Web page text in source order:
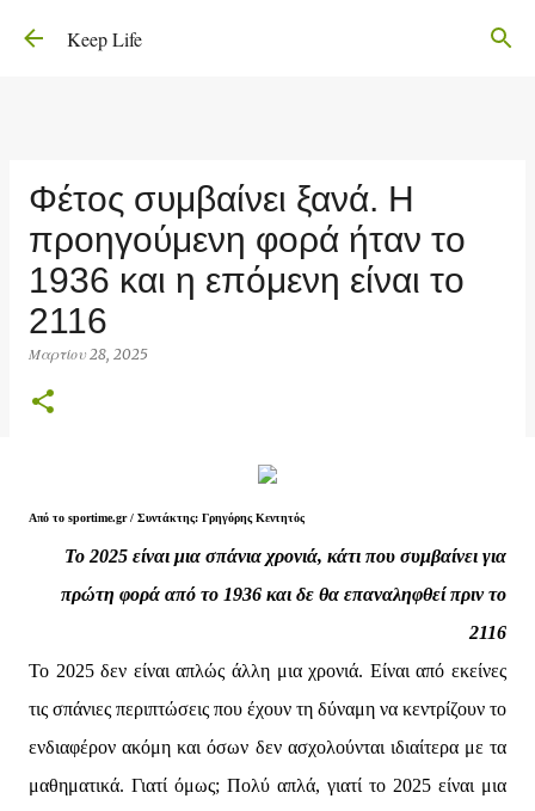
Μετάβαση στο κύριο περιεχόμενο
Keep Life
Φέτος συμβαίνει ξανά. Η
προηγούμενη φορά ήταν το
1936 και η επόμενη είναι το
2116
Μαρτίου 28, 2025
Από το sportime.gr / Συντάκτης: Γρηγόρης Κεντητός
Το 2025 είναι μια σπάνια χρονιά, κάτι που συμβαίνει για
πρώτη φορά από το 1936 και δε θα επαναληφθεί πριν το
2116
Το 2025 δεν είναι απλώς άλλη μια χρονιά. Είναι από εκείνες
τις σπάνιες περιπτώσεις που έχουν τη δύναμη να κεντρίζουν το
ενδιαφέρον ακόμη και όσων δεν ασχολούνται ιδιαίτερα με τα
μαθηματικά. Γιατί όμως; Πολύ απλά, γιατί το 2025 είναι μια